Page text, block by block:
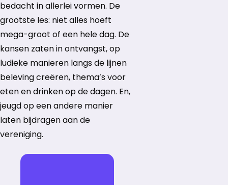
bedacht in allerlei vormen. De
grootste les: niet alles hoeft
mega-groot of een hele dag. De
kansen zaten in ontvangst, op
ludieke manieren langs de lijnen
beleving creëren, thema’s voor
eten en drinken op de dagen. En,
jeugd op een andere manier
laten bijdragen aan de
vereniging.